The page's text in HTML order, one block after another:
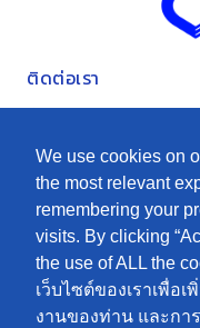
ติดต่อเรา
กรุงเทพมหานคร 10140
0-2871-3191-5
เมนู
หน้าหลัก
ข้อมูลองค์กร
We use cookies on
the most relevant
remembering your
visits. By clicking
the use of ALL the
เว็บไซต์ของเราเพื่อ
งานของท่าน และกา